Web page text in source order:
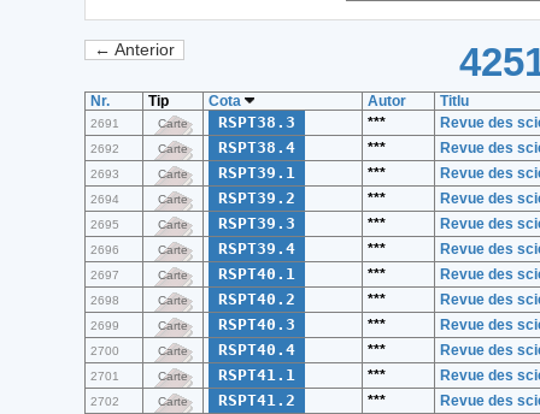
← Anterior
Nr. Tip Cota Autor Titlu
2691 Carte RSPT38.3 *** Revue des
2692 Carte RSPT38.4 *** Revue des
2693 Carte RSPT39.1 *** Revue des
2694 Carte RSPT39.2 *** Revue des
2695 Carte RSPT39.3 *** Revue des
2696 Carte RSPT39.4 *** Revue des
2697 Carte RSPT40.1 *** Revue des
2698 Carte RSPT40.2 *** Revue des
2699 Carte RSPT40.3 *** Revue des
2700 Carte RSPT40.4 *** Revue des
2701 Carte RSPT41.1 *** Revue des
2702 Carte RSPT41.2 *** Revue des